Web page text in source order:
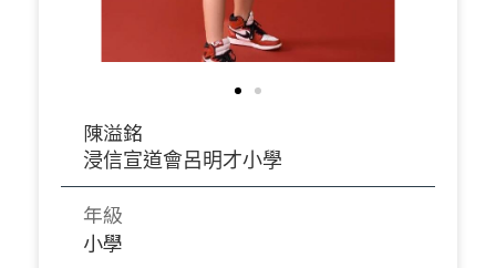
陳溢銘
浸信宣道會呂明才小學
年級
小學